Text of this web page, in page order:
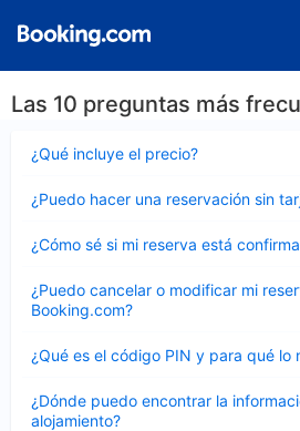
Las 10 preguntas más
¿Qué incluye el precio?
cerrado
¿Puedo hacer una reservación sin
cerrado
¿Cómo sé si mi reserva está
cerrado
¿Puedo cancelar o modificar mi
Booking.com?
cerrado
¿Qué es el código PIN y para qué lo
cerrado
¿Dónde puedo encontrar la
alojamiento?
cerrado